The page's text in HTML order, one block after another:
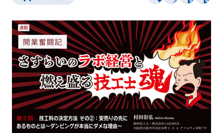
トピックス
Web限定
後で読む